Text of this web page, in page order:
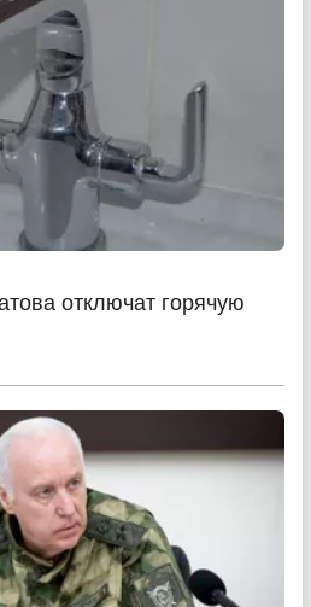
отключат горячую